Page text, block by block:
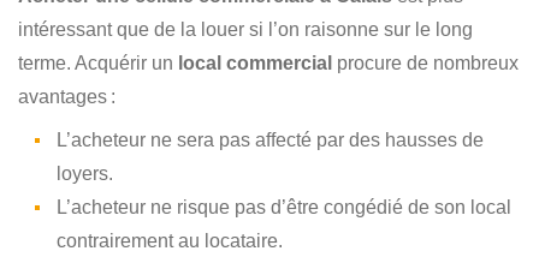
intéressant que de la louer si l’on raisonne sur le long
terme. Acquérir un local commercial procure de nombreux
avantages :
L’acheteur ne sera pas affecté par des hausses de
loyers.
L’acheteur ne risque pas d’être congédié de son local
contrairement au locataire.